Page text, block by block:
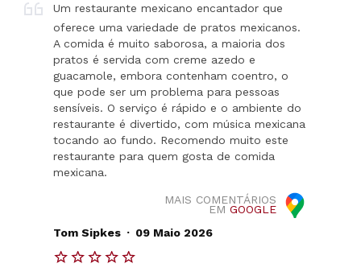
Um restaurante mexicano encantador que
oferece uma variedade de pratos mexicanos.
A comida é muito saborosa, a maioria dos
pratos é servida com creme azedo e
guacamole, embora contenham coentro, o
que pode ser um problema para pessoas
sensíveis. O serviço é rápido e o ambiente do
restaurante é divertido, com música mexicana
tocando ao fundo. Recomendo muito este
restaurante para quem gosta de comida
mexicana.
MAIS COMENTÁRIOS
EM GOOGLE
Tom Sipkes . 09 Maio 2026